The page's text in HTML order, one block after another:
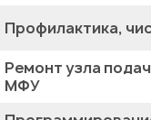
Профилактика,
Ремонт узла
МФУ